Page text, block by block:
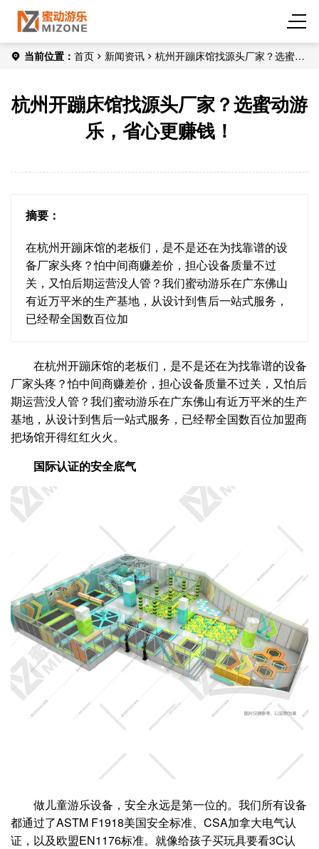
当前位置： 首页 新闻资讯
杭州开蹦床馆找源头厂家？选蜜动
杭州开蹦床馆找源头厂家？选蜜动游
乐，省心更赚钱！
摘要：
在杭州开蹦床馆的老板们，是不是还在为找靠谱的设
备厂家头疼？怕中间商赚差价，担心设备质量不过
关，又怕后期运营没人管？我们蜜动游乐在广东佛山
有近万平米的生产基地，从设计到售后一站式服务，
已经帮全国数百位加
在杭州开蹦床馆的老板们，是不是还在为找靠谱的设备
厂家头疼？怕中间商赚差价，担心设备质量不过关，又怕后
期运营没人管？我们蜜动游乐在广东佛山有近万平米的生产
基地，从设计到售后一站式服务，已经帮全国数百位加盟商
把场馆开得红红火火。
国际认证的安全底气
做儿童游乐设备，安全永远是第一位的。我们所有设备
都通过了ASTM F1918美国安全标准、CSA加拿大电气认
证，以及欧盟EN1176标准。就像给孩子买玩具要看3C认